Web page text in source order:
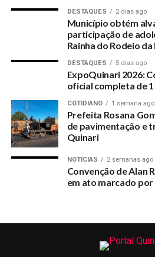
RELATED TOPICS:
AVANCA-A-CONSTRUCAO-DE-CASAS-
ABANDONADAS-PELA-GESTAO-DE-
Mailza Gomes visita Exército no
Entrou água no sonho: Grupo
cancelada pelo Governo
DESTAQUES 2 dias ago
Município obtém
participação de
Rainha do Rodeio
DESTAQUES 5 dias ago
ExpoQuinari 2026:
oficial completa de
COTIDIANO 1 semana ago
Prefeita Rosana
de pavimentação e
Quinari
NOTÍCIAS 2 semanas ago
Convenção de Alan
em ato marcado